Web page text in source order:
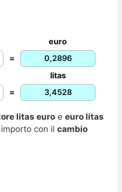
euro
=
litas
=
litas euroe euro litas
con il cambio